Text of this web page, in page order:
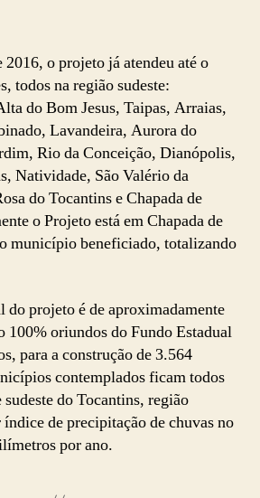
o projeto já atendeu até o
todos na região sudeste:
do Bom Jesus, Taipas, Arraias,
Lavandeira, Aurora do
Rio da Conceição, Dianópolis,
Natividade, São Valério da
do Tocantins e Chapada de
o Projeto está em Chapada de
município beneficiado, totalizando
do projeto é de aproximadamente
100% oriundos do Fundo Estadual
para a construção de 3.564
contemplados ficam todos
do Tocantins, região
de precipitação de chuvas no
por ano.